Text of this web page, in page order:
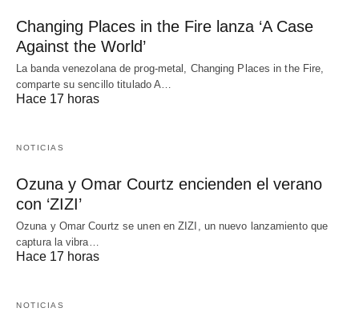
Changing Places in the Fire lanza ‘A Case
Against the World’
La banda venezolana de prog-metal, Changing Places in the Fire,
comparte su sencillo titulado A…
Hace 17 horas
NOTICIAS
Ozuna y Omar Courtz encienden el verano
con ‘ZIZI’
Ozuna y Omar Courtz se unen en ZIZI, un nuevo lanzamiento que
captura la vibra…
Hace 17 horas
NOTICIAS